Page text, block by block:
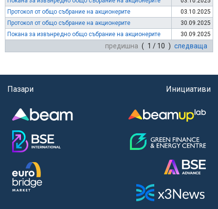
Протокол от общо събрание на акционерите
03.10.2025
Протокол от общо събрание на акционерите
30.09.2025
Покана за извънредно общо събрание на акционерите
30.09.2025
предишна ( 1 / 10 ) следваща
Пазари Инициативи